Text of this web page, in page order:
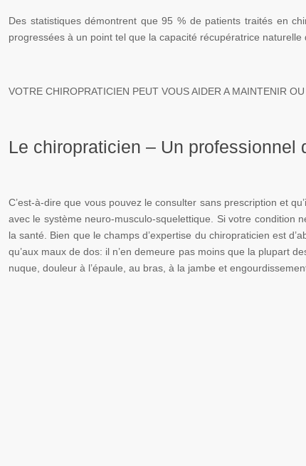
Des statistiques démontrent que 95 % de patients traités en
progressées à un point tel que la capacité récupératrice naturelle
VOTRE CHIROPRATICIEN PEUT VOUS AIDER A MAINTENIR
Le chiropraticien – Un professionnel
C’est-à-dire que vous pouvez le consulter sans prescription et
avec le système neuro-musculo-squelettique. Si votre condition
la santé. Bien que le champs d’expertise du chiropraticien est
qu’aux maux de dos: il n’en demeure pas moins que la plupart
nuque, douleur à l’épaule, au bras, à la jambe et